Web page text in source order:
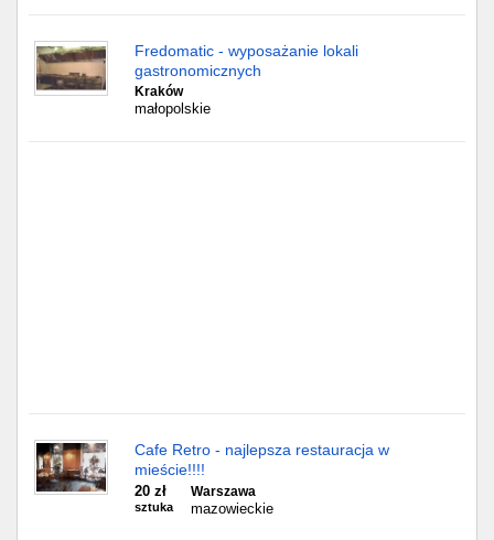
Fredomatic - wyposażanie lokali
gastronomicznych
Kraków
małopolskie
Cafe Retro - najlepsza restauracja w
mieście!!!!
20 zł
sztuka
Warszawa
mazowieckie
Opole